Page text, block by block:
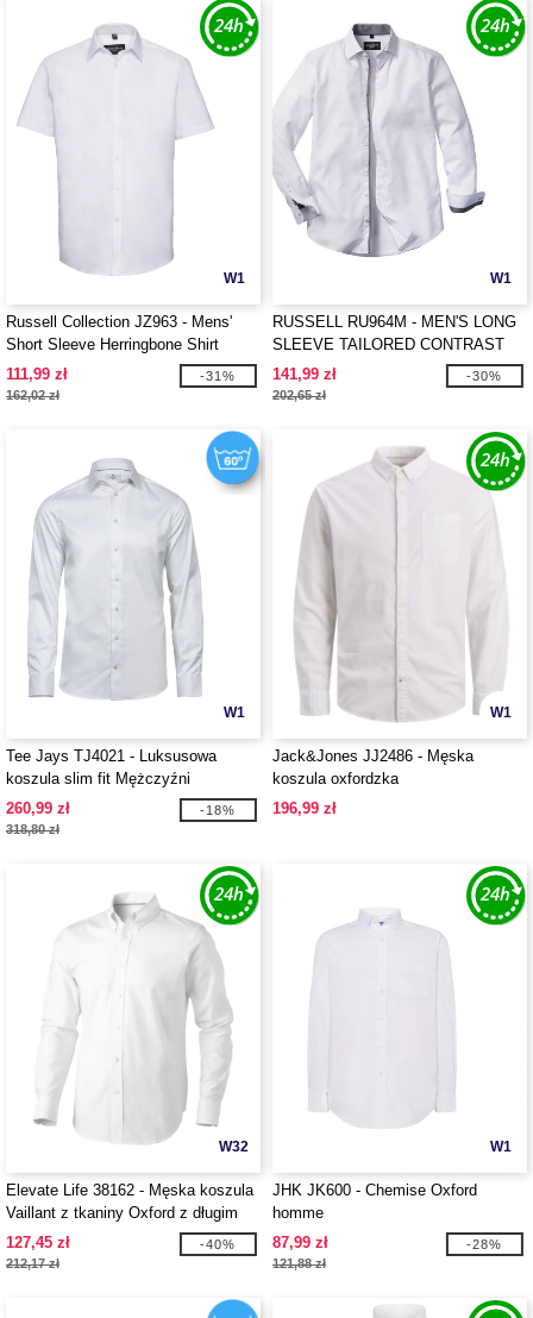
W1
Russell Collection JZ963 - Mens'
Short Sleeve Herringbone Shirt
111,99 zł
162,02 zł
-31%
W1
RUSSELL RU964M - MEN'S LONG
SLEEVE TAILORED CONTRAST
HERRINGBONE SHIRT
141,99 zł
202,65 zł
-30%
W1
Tee Jays TJ4021 - Luksusowa
koszula slim fit Mężczyźni
260,99 zł
318,80 zł
-18%
W1
Jack&Jones JJ2486 - Męska
koszula oxfordzka
196,99 zł
W32
Elevate Life 38162 - Męska koszula
Vaillant z tkaniny Oxford z długim
rękawem
127,45 zł
212,17 zł
-40%
W1
JHK JK600 - Chemise Oxford
homme
87,99 zł
121,88 zł
-28%